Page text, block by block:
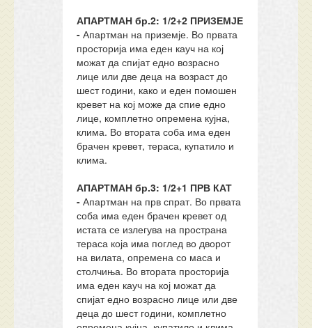
АПАРТМАН бр.2: 1/2+2 ПРИЗЕМЈЕ
-Апартман на приземје. Во првата
просторија има еден кауч на кој
можат да спијат едно возрасно
лице или две деца на возраст до
шест години, како и еден помошен
кревет на кој може да спие едно
лице, комплетно опремена кујна,
клима. Во втората соба има еден
брачен кревет, тераса, купатило и
клима.
АПАРТМАН бр.3: 1/2+1 ПРВ КАТ
-Апартман на прв спрат. Во првата
соба има еден брачен кревет од
истата се излегува на пространа
тераса која има поглед во дворот
на вилата, опремена со маса и
столчиња. Во втората просторија
има еден кауч на кој можат да
спијат едно возрасно лице или две
деца до шест години, комплетно